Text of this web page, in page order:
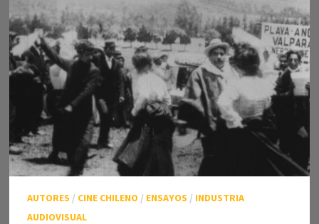
AUTORES / CINE CHILENO / ENSAYOS / INDUSTRIA
AUDIOVISUAL